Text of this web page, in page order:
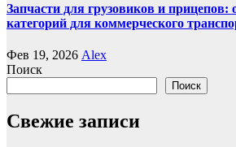
Запчасти для грузовиков и прицепов:
категорий для коммерческого
Фев 19, 2026 Alex
Поиск
Поиск
Свежие записи